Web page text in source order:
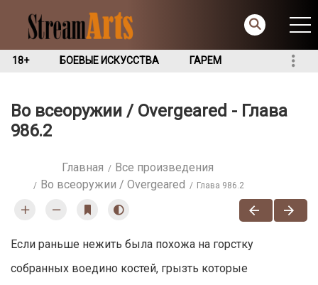
18+ БОЕВЫЕ ИСКУССТВА ГАРЕМ
Во всеоружии / Overgeared - Глава
986.2
Главная
Все произведения
Во всеоружии / Overgeared
Глава 986.2
Если раньше нежить была похожа на горстку
собранных воедино костей, грызть которые